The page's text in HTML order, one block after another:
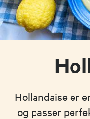
Hollandaise er
og passer